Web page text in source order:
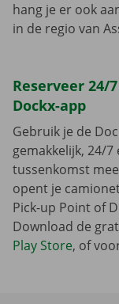
hang je er ook
in de regio van
Reserveer 24/
Dockx-app
Gebruik je de
gemakkelijk, 24/7
tussenkomst
opent je
Pick-up Point of
Download de
Play Store, of